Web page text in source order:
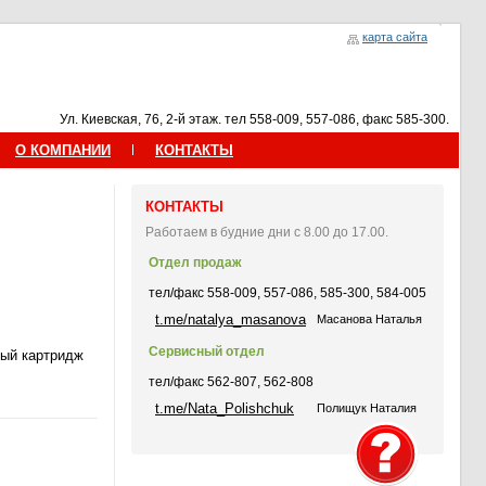
карта сайта
Ул. Киевская, 76, 2-й этаж. тел 558-009, 557-086, факс 585-300.
О КОМПАНИИ КОНТАКТЫ
картридж
КОНТАКТЫ
Работаем в будние дни с 8.00 до 17.00.
Отдел продаж
тел/факс 558-009, 557-086, 585-300, 584-005
t.me/natalya_masanova Масанова Наталья
Сервисный отдел
тел/факс 562-807, 562-808
t.me/Nata_Polishchuk Полищук Наталия